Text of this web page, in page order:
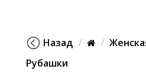
Назад
Рубашки